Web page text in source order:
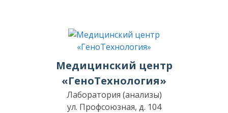
Медицинский центр
«ГеноТехнология»
Лаборатория (анализы)
ул. Профсоюзная, д. 104